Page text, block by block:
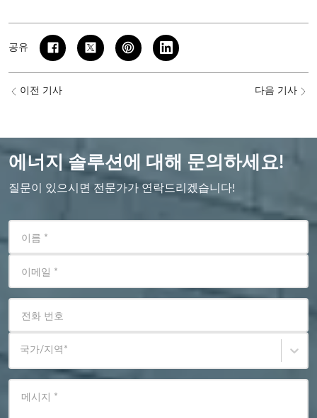
공유
이전 기사 다음 기사
에너지 솔루션에 대해 문의하세요!
질문이 있으시면 전문가가 연락드리겠습니다!
이름 *
이메일 *
전화 번호
국가/지역 *
메시지 *